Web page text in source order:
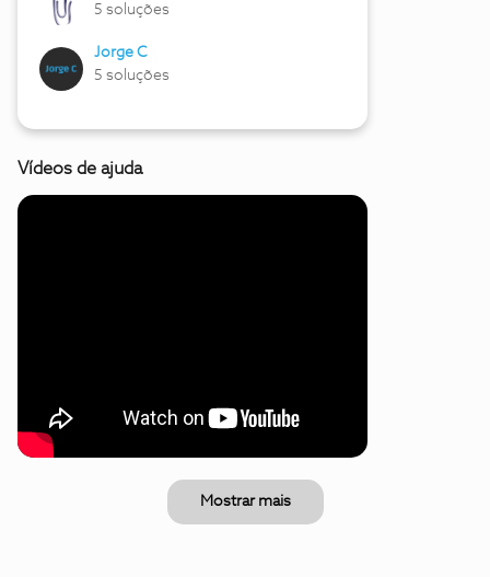
5 soluções
Jorge C
5 soluções
Vídeos de ajuda
Mostrar mais